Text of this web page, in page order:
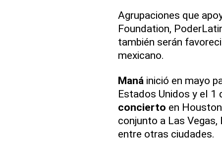
Agrupaciones que
Foundation,
también serán
mexicano.
Maná inició en mayo
Estados Unidos y el 1
concierto en
conjunto a Las Vegas,
entre otras ciudades.